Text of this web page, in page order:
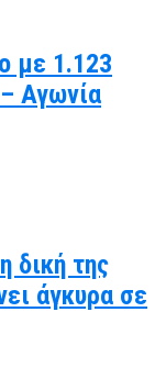
με 1.123
Αγωνία
δική της
άγκυρα σε